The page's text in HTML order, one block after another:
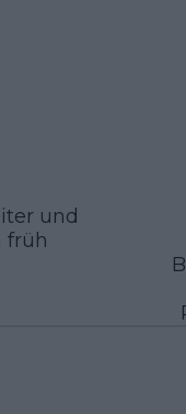
und
früh